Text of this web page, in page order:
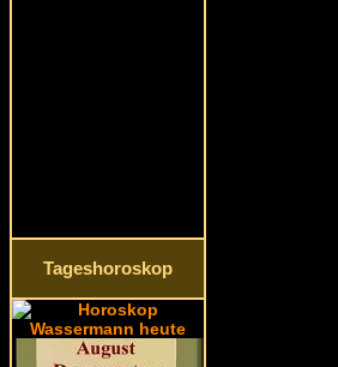
Tageshoroskop